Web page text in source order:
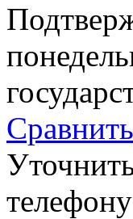
Сравнить